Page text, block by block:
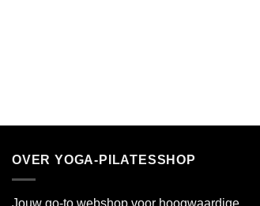
OVER YOGA-PILATESSHOP
Jouw go-to webshop voor hoogwaardige